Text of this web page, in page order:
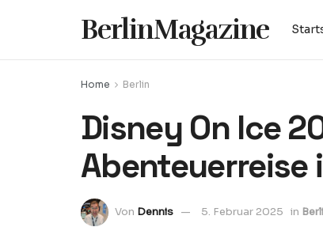
BerlinMagazine
Home Berlin
Disney On Ice
Abenteuerreise
Von Dennis 5. Februar 2025 in